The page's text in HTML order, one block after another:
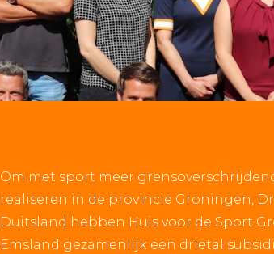
Om met sport meer
realiseren in de provincie Groningen,
Duitsland hebben Huis voor de Sport
Emsland gezamenlijk een drietal